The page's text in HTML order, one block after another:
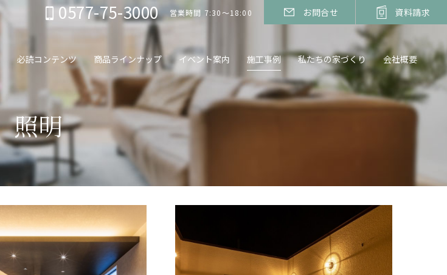
照明
必読コンテンツ 商品ラインナップ イベント案内 施工事例 私たちの家づくり 会社概要
0577-75-3000 営業時間 7:30～18:00 お問合せ 資料請求